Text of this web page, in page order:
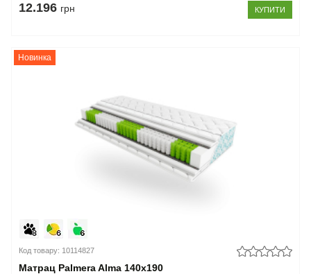
12.196 грн КУПИТИ
Новинка
Код товару: 10114827
Матрац Palmera Alma 140x190